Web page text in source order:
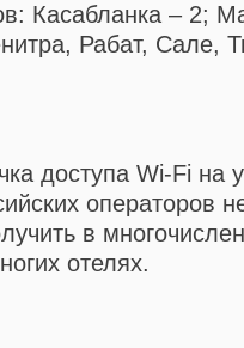
Касабланка – 2;
Рабат, Сале,
доступа Wi-Fi
операторов
в
отелях.